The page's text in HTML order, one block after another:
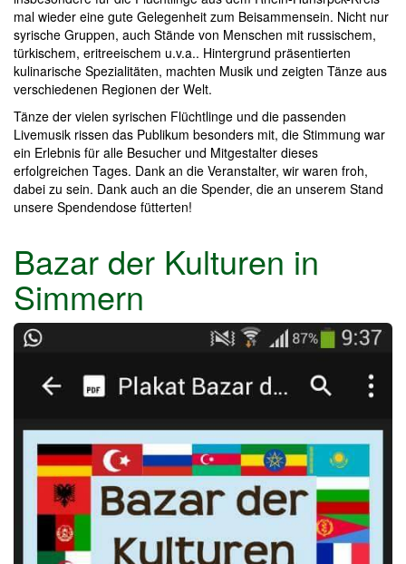
mal wieder eine gute Gelegenheit zum Beisammensein. Nicht nur
syrische Gruppen, auch Stände von Menschen mit russischem,
türkischem, eritreeischem u.v.a.. Hintergrund präsentierten
kulinarische Spezialitäten, machten Musik und zeigten Tänze aus
verschiedenen Regionen der Welt.
Tänze der vielen syrischen Flüchtlinge und die passenden
Livemusik rissen das Publikum besonders mit, die Stimmung war
ein Erlebnis für alle Besucher und Mitgestalter dieses
erfolgreichen Tages. Dank an die Veranstalter, wir waren froh,
dabei zu sein. Dank auch an die Spender, die an unserem Stand
unsere Spendendose fütterten!
Bazar der Kulturen in
Simmern